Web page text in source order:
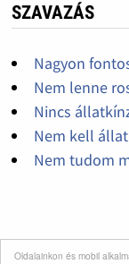
Oldalainkon és mobil
SZAVAZÁS
Nagyon
Nem lenne
Nincs
Nem kell
Nem tudom